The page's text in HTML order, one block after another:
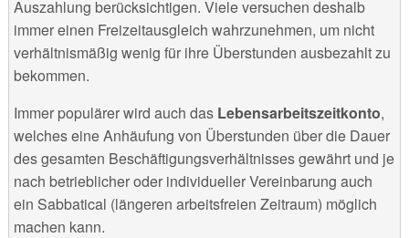
Auszahlung berücksichtigen. Viele versuchen deshalb
immer einen Freizeitausgleich wahrzunehmen, um nicht
verhältnismäßig wenig für ihre Überstunden ausbezahlt zu
bekommen.
Immer populärer wird auch das Lebensarbeitszeitkonto,
welches eine Anhäufung von Überstunden über die Dauer
des gesamten Beschäftigungsverhältnisses gewährt und je
nach betrieblicher oder individueller Vereinbarung auch
ein Sabbatical (längeren arbeitsfreien Zeitraum) möglich
machen kann.